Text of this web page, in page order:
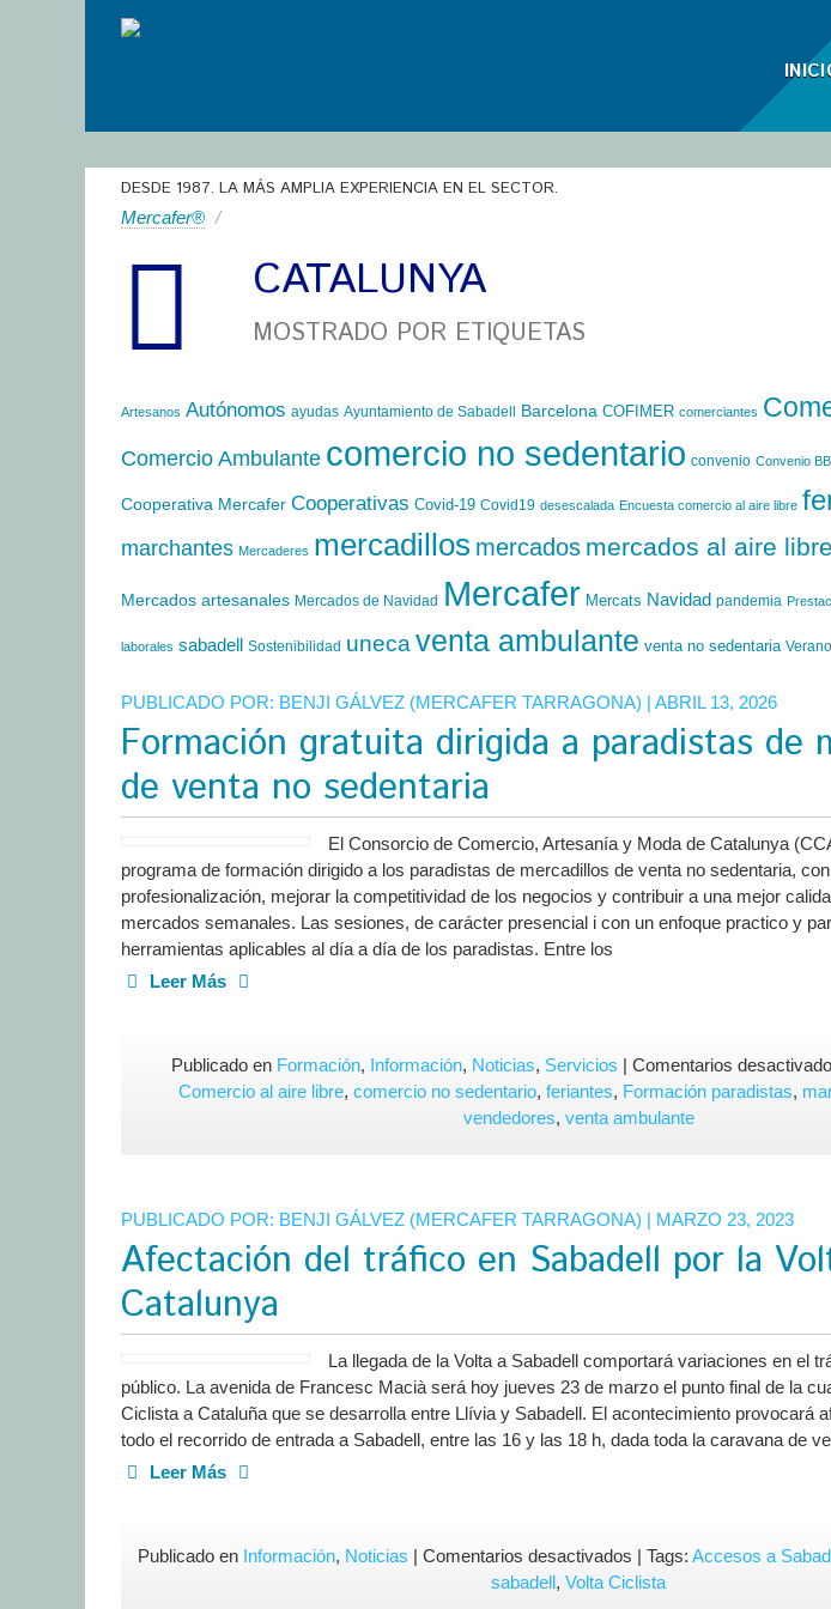
DESDE 1987. LA MÁS AMPLIA EXPERIENCIA EN EL SECTOR.
Mercafer® /
CATALUNYA
MOSTRADO POR ETIQUETAS
Artesanos Autónomos ayudas Ayuntamiento de Sabadell Barcelona COFIMER comerciantes
Comercio Ambulante comercio no sedentario convenio Convenio
Cooperativa Mercafer Cooperativas Covid-19 Covid19 desescalada Encuesta comercio al aire libre
marchantes Mercaderes mercadillos mercados mercados al aire libre
Mercados artesanales Mercados de Navidad Mercafer Mercats Navidad pandemia
laborales sabadell Sostenibilidad uneca venta ambulante venta no sedentaria Verano
PUBLICADO POR: BENJI GÁLVEZ (MERCAFER TARRAGONA) | ABRIL 13, 2026
Formación gratuita dirigida a paradistas de
de venta no sedentaria
El Consorcio de Comercio, Artesanía y Moda de Catalunya
programa de formación dirigido a los paradistas de mercadillos de venta no sedentaria,
profesionalización, mejorar la competitividad de los negocios y contribuir a una mejor
mercados semanales. Las sesiones, de carácter presencial i con un enfoque practico y
herramientas aplicables al día a día de los paradistas. Entre los
Leer Más
Publicado en Formación, Información, Noticias, Servicios | Comentarios
Comercio al aire libre, comercio no sedentario, feriantes, Formación paradistas,
vendedores, venta ambulante
PUBLICADO POR: BENJI GÁLVEZ (MERCAFER TARRAGONA) | MARZO 23, 2023
Afectación del tráfico en Sabadell por la
Catalunya
La llegada de la Volta a Sabadell comportará variaciones en el
público. La avenida de Francesc Macià será hoy jueves 23 de marzo el punto final de la
Ciclista a Cataluña que se desarrolla entre Llívia y Sabadell. El acontecimiento provocará
todo el recorrido de entrada a Sabadell, entre las 16 y las 18 h, dada toda la caravana de
Leer Más
Publicado en Información, Noticias | Comentarios desactivadosen
Afectación
| Tags: Accesos a
sabadell,Volta Ciclista